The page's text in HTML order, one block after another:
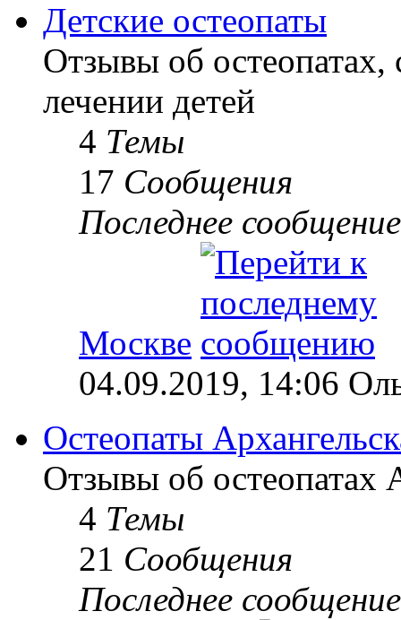
Детские остеопаты
Отзывы об
лечении детей
4 Темы
17 Сообщения
Последнее сообщение
Москве
04.09.2019, 14:06
Остеопаты
Отзывы об остеопатах
4 Темы
21 Сообщения
Последнее сообщение